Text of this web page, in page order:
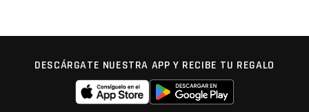
DESCÁRGATE NUESTRA APP Y RECIBE TU REGALO